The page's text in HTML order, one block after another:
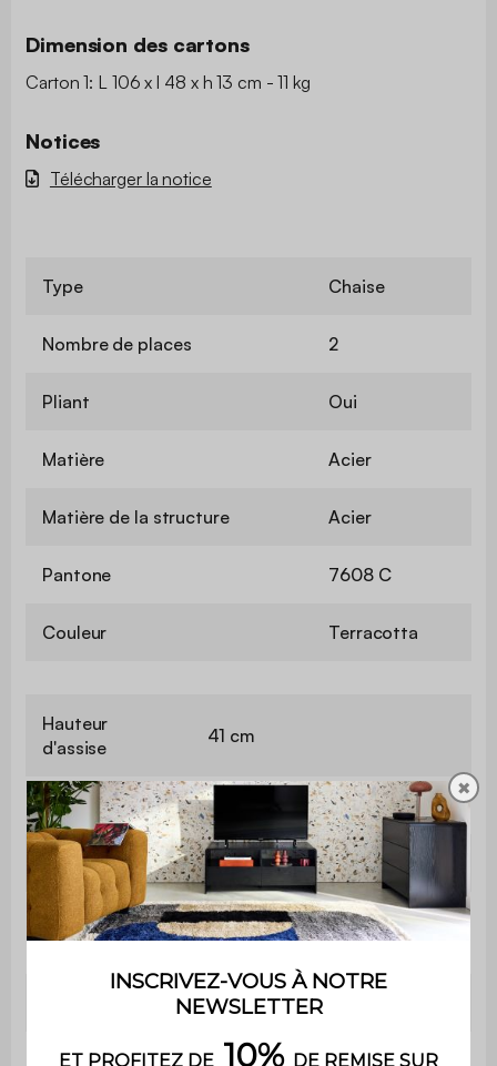
Dimension des cartons
Carton 1: L 106 x l 48 x h 13 cm - 11 kg
Notices
Télécharger la notice
Type Chaise
Nombre de places 2
Pliant Oui
Matière Acier
Matière de la structure Acier
Pantone 7608 C
Couleur Terracotta
Hauteur
d'assise
41 cm
Accoudoirs Non
Poids 9 kg
Contient du
bois
Non
Extérieur
Usage domestique
✖